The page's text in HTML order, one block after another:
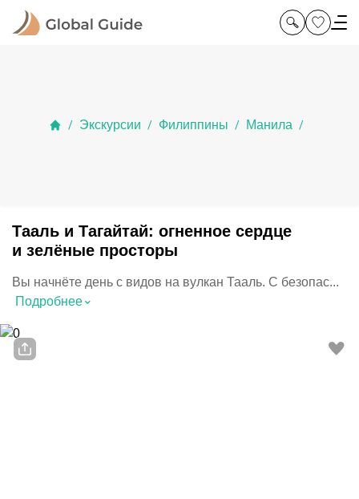
/ Экскурсии / Филиппины / Манила /
Тааль и Тагайтай: огненное сердце
и зелёные просторы
Вы начнёте день с видов на вулкан Тааль. С безопас...
Подробнее⌃